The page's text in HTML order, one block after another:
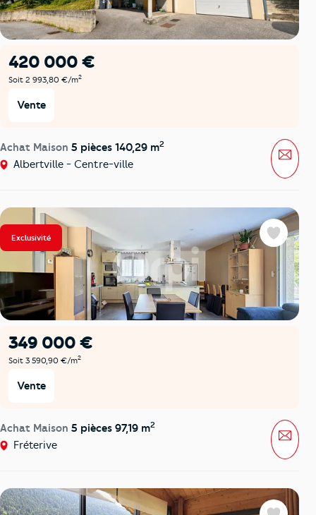
420 000 €
Soit 2 993,80 €/m2
Vente
Achat Maison 5 pièces 140,29 m2
Albertville - Centre-ville
Exclusivité
349 000 €
Soit 3 590,90 €/m2
Vente
Achat Maison 5 pièces 97,19 m2
Fréterive
Favoris